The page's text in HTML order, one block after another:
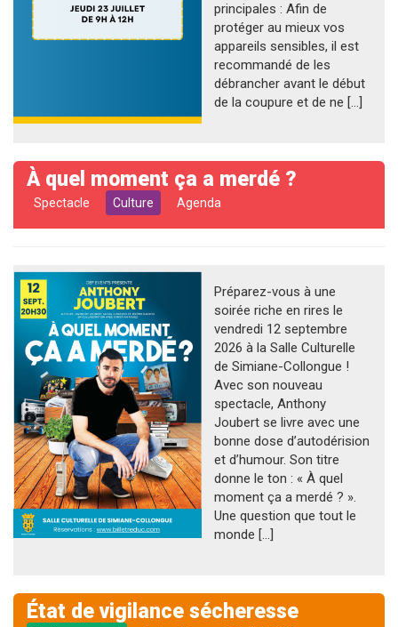
principales : Afin de
protéger au mieux vos
appareils sensibles, il est
recommandé de les
débrancher avant le début
de la coupure et de ne […]
À quel moment ça a merdé ?
Spectacle Culture Agenda
Préparez-vous à une
soirée riche en rires le
vendredi 12 septembre
2026 à la Salle Culturelle
de Simiane-Collongue !
Avec son nouveau
spectacle, Anthony
Joubert se livre avec une
bonne dose d’autodérision
et d’humour. Son titre
donne le ton : « À quel
moment ça a merdé ? ».
Une question que tout le
monde […]
État de vigilance sécheresse